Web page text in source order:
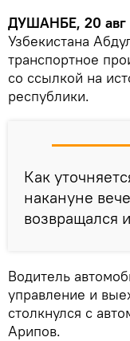
ДУШАНБЕ, 20 авг
Узбекистана
транспортное
со ссылкой на
республики.
Как
накануне
возвращался
Водитель
управление и
столкнулся с
Арипов.